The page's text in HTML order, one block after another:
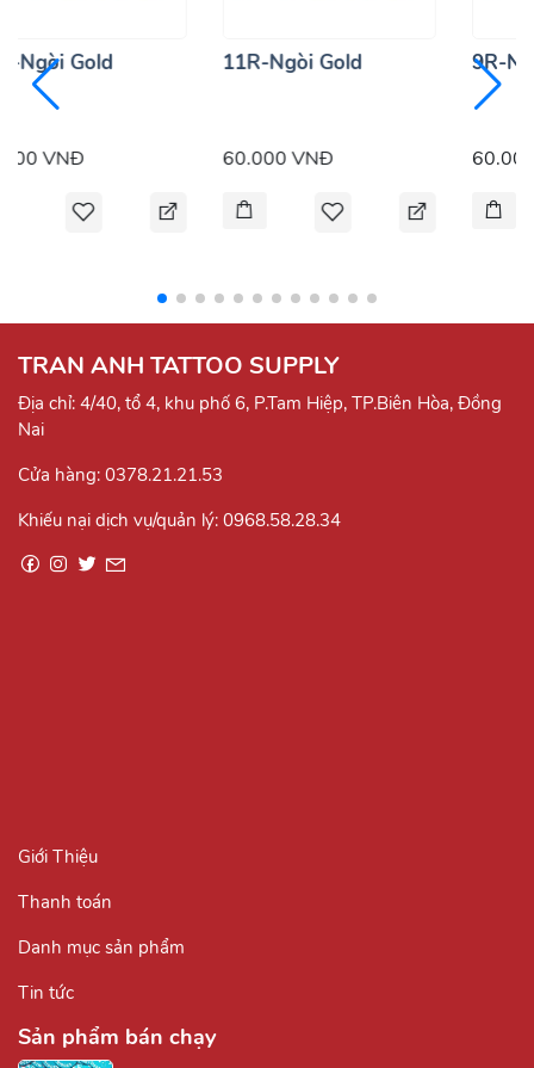
Ngòi Gold
VNĐ
11R-Ngòi Gold
60.000 VNĐ
9R-
TRAN ANH TATTOO SUPPLY
Địa chỉ: 4/40, tổ 4, khu phố 6, P.Tam Hiệp, TP.Biên Hòa, Đồng
Nai
Cửa hàng: 0378.21.21.53
Khiếu nại dịch vụ/quản lý: 0968.58.28.34
Giới Thiệu
Thanh toán
Danh mục sản phẩm
Tin tức
Sản phẩm bán chạy